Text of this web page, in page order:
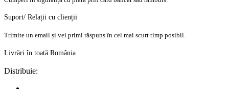
Suport/ Relații cu clienții
Trimite un email și vei primi răspuns în cel mai scurt timp posibil.
Livrări în toată România
Distribuie: